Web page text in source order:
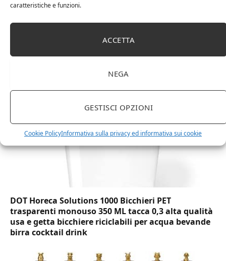
caratteristiche e funzioni.
ACCETTA
NEGA
GESTISCI OPZIONI
Cookie PolicyInformativa sulla privacy ed informativa sui cookie
Amazon Basics Martin – Libreria, 35 x 114 x 78 cm
marchio Movian)
DOT Horeca Solutions 1000 Bicchieri PET
trasparenti monouso 350 ML tacca 0,3 alta qualità
usa e getta bicchiere riciclabili per acqua bevande
birra cocktail drink